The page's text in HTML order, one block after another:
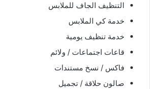
التنظيف الجاف للملابس
خدمة كي الملابس
خدمة تنظيف يومية
قاعات اجتماعات / ولائم
فاكس / نسخ مستندات
صالون حلاقة / تجميل